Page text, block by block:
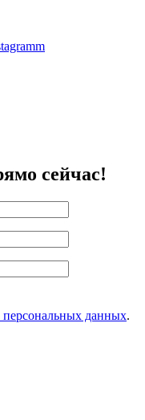
сейчас!
данных.